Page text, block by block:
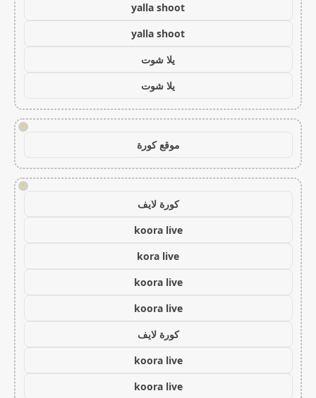
yalla shoot
yalla shoot
يلا شوت
يلا شوت
!
موقع كورة
!
كورة لايف
koora live
kora live
koora live
koora live
كورة لايف
koora live
koora live